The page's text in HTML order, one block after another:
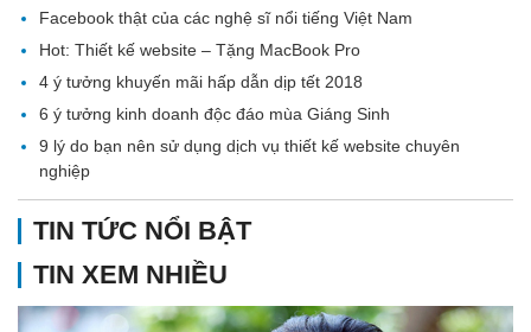
Facebook thật của các nghệ sĩ nổi tiếng Việt Nam
Hot: Thiết kế website – Tặng MacBook Pro
4 ý tưởng khuyến mãi hấp dẫn dịp tết 2018
6 ý tưởng kinh doanh độc đáo mùa Giáng Sinh
9 lý do bạn nên sử dụng dịch vụ thiết kế website chuyên
nghiệp
TIN TỨC NỔI BẬT
TIN XEM NHIỀU